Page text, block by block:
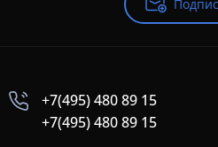
+7(495) 480 89 15
+7(495) 480 89 15